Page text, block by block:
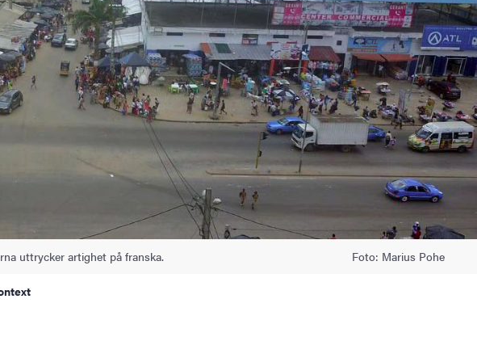
uttrycker artighet på franska. Foto: Marius Pohe